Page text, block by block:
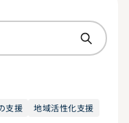
支援 地域活性化支援